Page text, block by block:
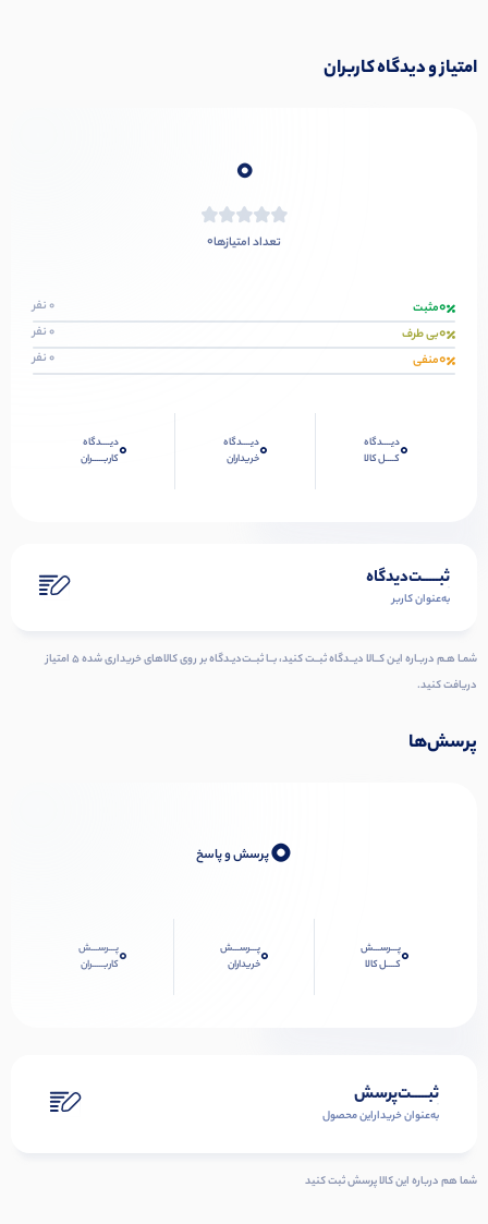
امتیاز و دیدگاه کاربران
0
تعداد امتیازها0
0مثبت 0 نفر
0بی طرف 0 نفر
0منفی 0 نفر
0دیــــدگاه
کــــل کالا
0دیــــدگاه
خریداران
0دیــــدگاه
کاربـــــران
ثبـــــت‌دیدگاه
به‌عنوان کاربر
شمـا هـم دربـاره ایـن کــالا دیــدگاه ثبــت کنید، بــا ثبــت‌دیـدگاه بر روی کالاهای خریداری شده ۵ امتیاز
دریافت کنید.
پرسش‌ها
0پرسش و پاسخ
0پـــرســـش
کــــل کالا
0پـــرســـش
خریداران
0پـــرســـش
کاربـــــران
ثبـــــت‌پرسش
به‌عنوان ‌خریدار‌این‌ محصول
شما هم درباره این کالا پرسش ثبت کنید